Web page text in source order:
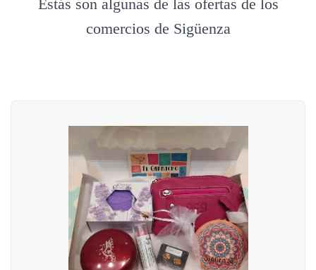
Estás son algunas de las ofertas de los
comercios de Sigüenza